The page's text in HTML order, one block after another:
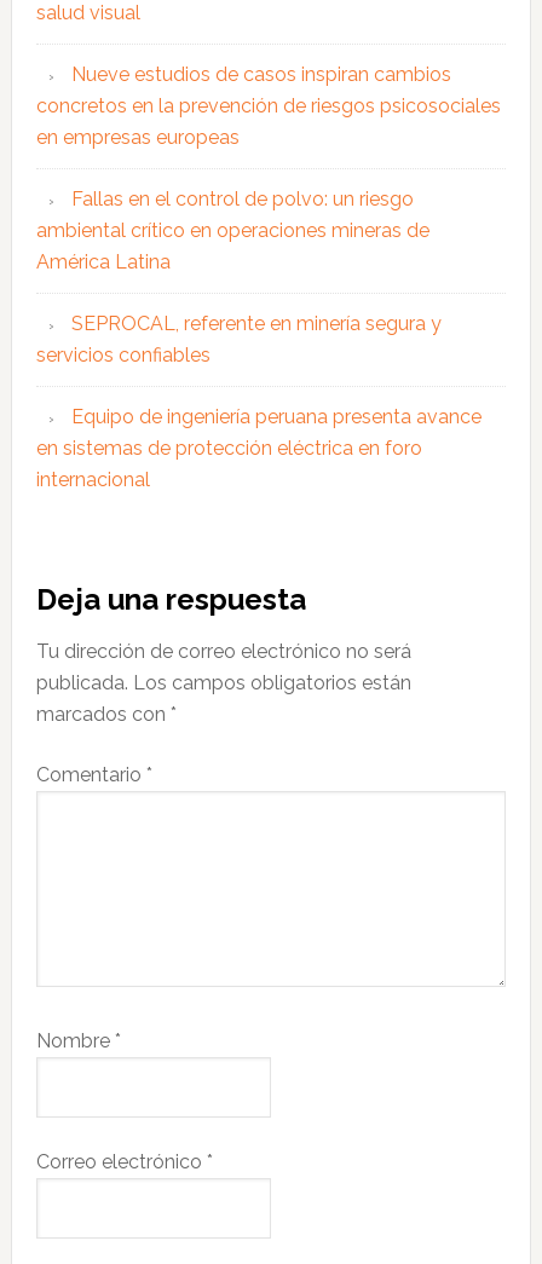
salud visual
Nueve estudios de casos inspiran cambios
concretos en la prevención de riesgos psicosociales
en empresas europeas
Fallas en el control de polvo: un riesgo
ambiental crítico en operaciones mineras de
América Latina
SEPROCAL, referente en minería segura y
servicios confiables
Equipo de ingeniería peruana presenta avance
en sistemas de protección eléctrica en foro
internacional
Interacciones
con
los
lectores
Deja una respuesta
Tu dirección de correo electrónico no será
publicada. Los campos obligatorios están
marcados con *
Comentario *
Nombre *
Correo electrónico *